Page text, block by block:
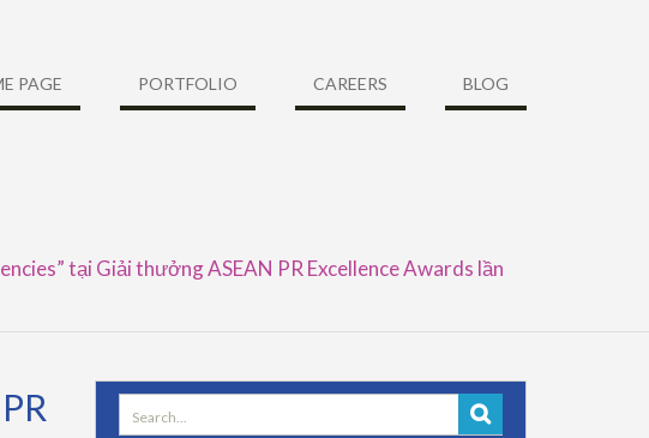
PAGE PORTFOLIO CAREERS BLOG
tại Giải thưởng ASEAN PR Excellence Awards lần
Search